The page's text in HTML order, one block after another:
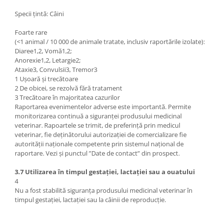
Specii țintă: Câini
Foarte rare
(<1 animal / 10 000 de animale tratate, inclusiv raportările izolate):
Diaree1,2, Vomă1,2;
Anorexie1,2, Letargie2;
Ataxie3, Convulsii3, Tremor3
1 Ușoară și trecătoare
2 De obicei, se rezolvă fără tratament
3 Trecătoare în majoritatea cazurilor
Raportarea evenimentelor adverse este importantă. Permite
monitorizarea continuă a siguranței produsului medicinal
veterinar. Rapoartele se trimit, de preferință prin medicul
veterinar, fie deținătorului autorizației de comercializare fie
autorității naționale competente prin sistemul național de
raportare. Vezi și punctul ”Date de contact” din prospect.
3.7 Utilizarea în timpul gestației, lactației sau a ouatului
4
Nu a fost stabilită siguranța produsului medicinal veterinar în
timpul gestației, lactației sau la câinii de reproducție.